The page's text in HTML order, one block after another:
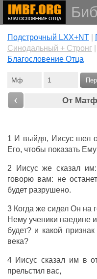
Подстрочный LXX+NT|
Cинодальный + Стронг|
Благословение Отца
‹ От
1 И выйдя, Иисус шел
Его, чтобы показать Ему
2 Иисус же сказал им:
говорю вам: не
будет разрушено.
3 Когда же сиделОн на
Нему ученики наедине и
будет? и какой признак
века?
4 Иисус сказал им в
прельстил вас,